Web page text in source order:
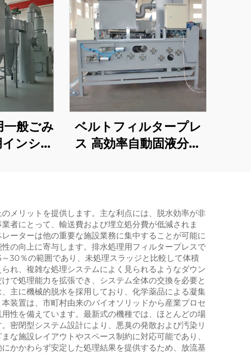
一般ごみ
ンシネ
ベルトフィルタープレ
ス 高効率自動固液分離
メリットを提供します。主な利点には、脱水効率が非
者にとって、輸送費および埋立処分費が低減されま
ーターは他の重要な施設業務に集中することが可能に
の向上に寄与します。排水処理用フィルタープレスで
30％の範囲であり、未処理スラッジと比較して体積
れ、複雑な処理システムによく見られるようなダウン
で処理能力を拡張でき、システム全体の交換を必要と
主に機械的脱水を採用しており、化学薬品による凝集
装置は、市町村由来のバイオソリッドから産業プロセ
性を備えています。最新式の機種では、ほとんどの場
密閉型システム設計により、悪臭の発散および汚染リ
な施設レイアウトやスペース制約に対応可能であり、
かかわらず安定した処理結果を提供するため、放流基